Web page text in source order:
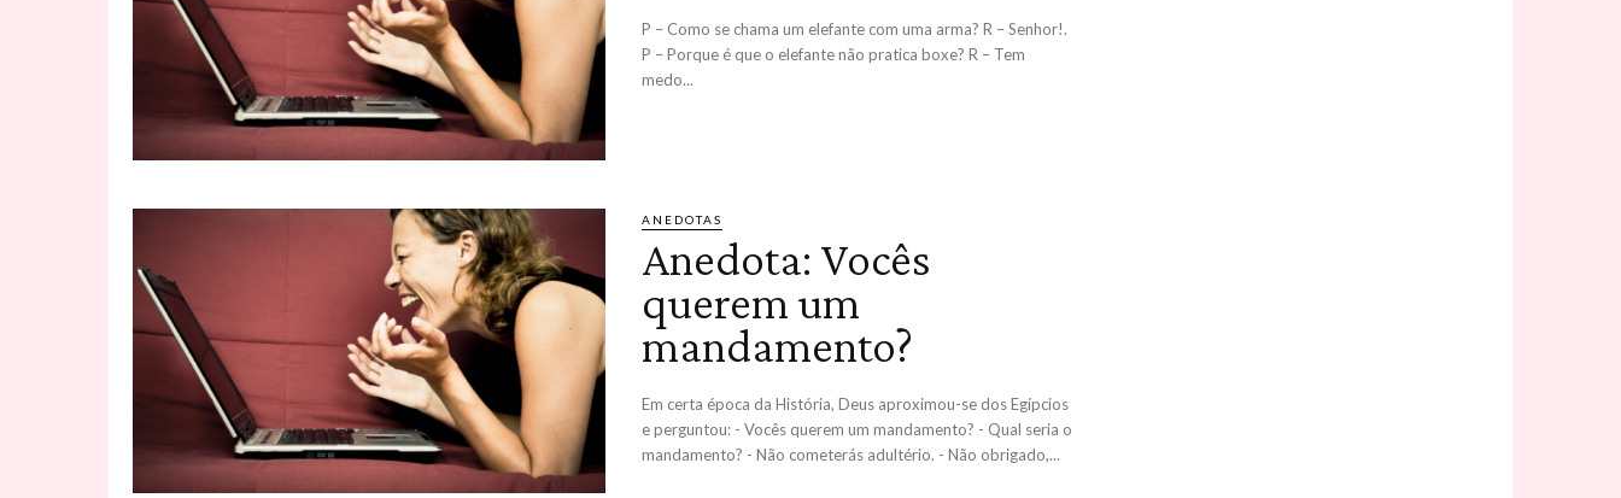
P – Como se chama um elefante com uma arma? R – Senhor!.
P – Porque é que o elefante não pratica boxe? R – Tem
medo...
ANEDOTAS
Anedota: Vocês
querem um
mandamento?
Em certa época da História, Deus aproximou-se dos Egípcios
e perguntou: - Vocês querem um mandamento? - Qual seria o
mandamento? - Não cometerás adultério. - Não obrigado,...